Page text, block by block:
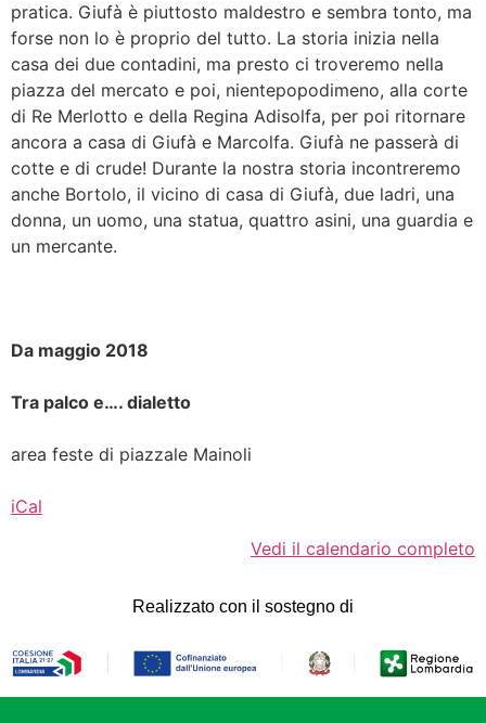
pratica. Giufà è piuttosto maldestro e sembra tonto, ma
forse non lo è proprio del tutto. La storia inizia nella
casa dei due contadini, ma presto ci troveremo nella
piazza del mercato e poi, nientepopodimeno, alla corte
di Re Merlotto e della Regina Adisolfa, per poi ritornare
ancora a casa di Giufà e Marcolfa. Giufà ne passerà di
cotte e di crude! Durante la nostra storia incontreremo
anche Bortolo, il vicino di casa di Giufà, due ladri, una
donna, un uomo, una statua, quattro asini, una guardia e
un mercante.
Da maggio 2018
Tra palco e…. dialetto
area feste di piazzale Mainoli
iCal
Vedi il calendario completo
Realizzato con il sostegno di